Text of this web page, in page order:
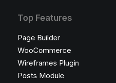
Top Features
Page Builder
WooCommerce
Wireframes Plugin
Posts Module